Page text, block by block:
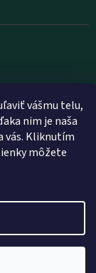
vášmu telu,
nim je naša
vás. Kliknutím
môžete